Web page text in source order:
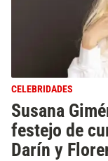
CELEBRIDADES
Susana
festejo de
Darín y